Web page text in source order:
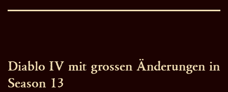
Diablo IV mit grossen Änderungen in
Season 13